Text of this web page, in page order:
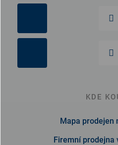
KDE
Mapa prodejen
Firemní prodejna